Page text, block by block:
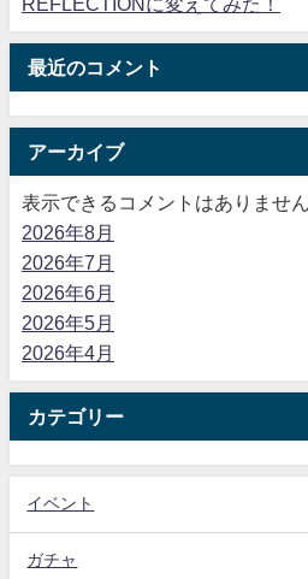
最近のコメント
アーカイブ
表示できるコメントはありません
2026年8月
2026年7月
2026年6月
2026年5月
2026年4月
カテゴリー
イベント
ガチャ